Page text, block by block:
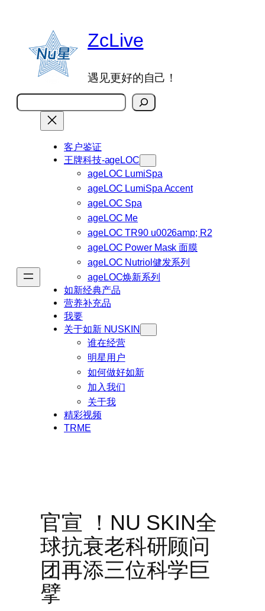
ZcLive
遇见更好的自己！
搜
索
客户鉴证
王牌科技-ageLOC
ageLOC LumiSpa
ageLOC LumiSpa Accent
ageLOC Spa
ageLOC Me
ageLOC TR90 u0026amp; R2
ageLOC Power Mask 面膜
ageLOC Nutriol健发系列
ageLOC焕新系列
如新经典产品
营养补充品
我要
关于如新 NUSKIN
谁在经营
明星用户
如何做好如新
加入我们
关于我
精彩视频
TRME
官宣 ！NU SKIN全
球抗衰老科研顾问
团再添三位科学巨
擘